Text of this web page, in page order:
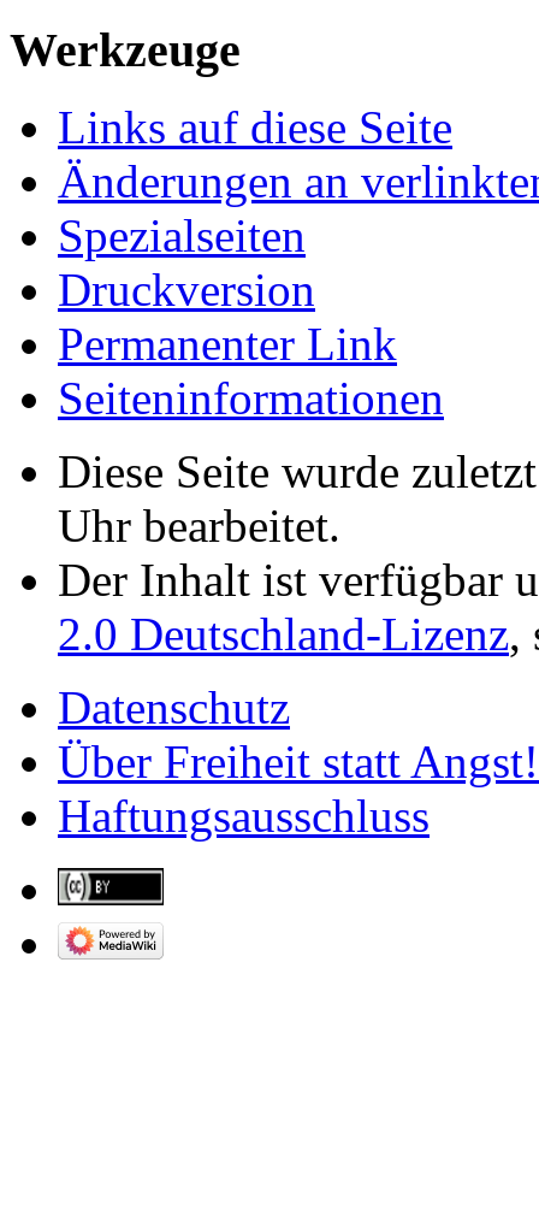
Werkzeuge
Links auf diese Seite
Änderungen an
Spezialseiten
Druckversion
Permanenter Link
Seiten­­informationen
Diese Seite wurde
Uhr bearbeitet.
Der Inhalt ist verfügbar
2.0 Deutschland-Lizenz,
Datenschutz
Über Freiheit statt Angst!
Haftungsausschluss